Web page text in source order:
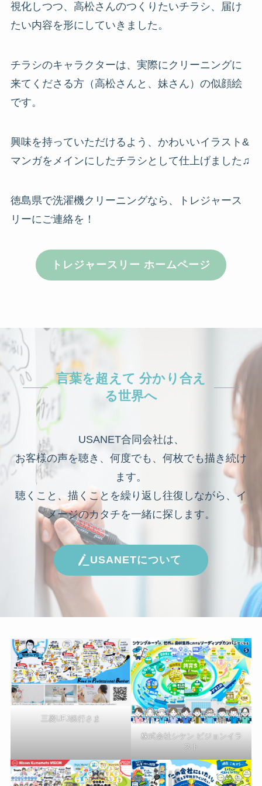
視化しつつ、高松さんのつくりたいチラシ、届け
たい内容を形にしていきました。
チラシのキャラクターは、実際にクリーニングに
来てくださる方（高松さんと、妹さん）の似顔絵
です。
興味を持っていただけるよう、かわいいイラスト&
マンガをメインにしたチラシとして仕上げました♫
徳島県で洗濯機クリーニングなら、トレジャース
リーにご連絡を！
トレジャースリー ホームページ
言葉を超えて 分かり合え
る世界へ
USANET合同会社は、
お客様の声を聴き、何度でも、何枚でも描き続け
ます。
聴くこと、描くことを繰り返し往復しながら、イ
メージのカタチを一緒に探します。
USANETについて
三菱UFJ銀行さま
株式会社シケン ビジョンイラ
スト